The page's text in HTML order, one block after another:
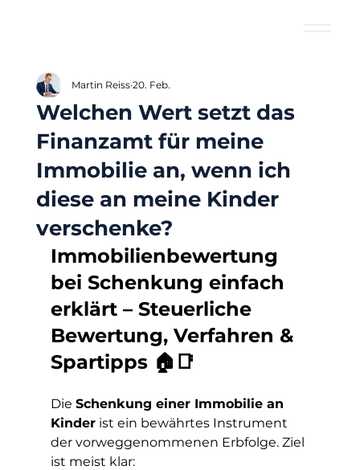
Welchen Wert setzt das
Finanzamt für meine
Immobilie an, wenn ich
diese an meine Kinder
verschenke?
Martin Reiss 20. Feb.
Immobilienbewertung
bei Schenkung einfach
erklärt – Steuerliche
Bewertung, Verfahren &
Spartipps 🏠📑
Die Schenkung einer Immobilie an
Kinder ist ein bewährtes Instrument
der vorweggenommenen Erbfolge. Ziel
ist meist klar: